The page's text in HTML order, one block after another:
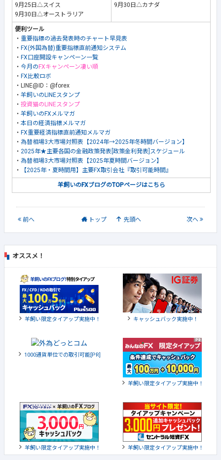
9月25日△スイス
9月30日△オーストラリア
9月30日△カナダ
便利ツール
・ 重要指標の過去発表時のチャート早見表
・ FX(外国為替)重要指標直前通知システム
・ FX口座開設キャンペーン一覧
・ 今月の FXキャンペーン凄い順
・ FX比較ロボ
・LINE@ID：@forex
・ 羊飼いのLINEスタンプ
・ 投資猫のLINEスタンプ
・ 羊飼いのFXメルマガ
・ 本日の経済指標メルマガ
・ FX重要経済指標直前通知メルマガ
・ 為替相場3大市場対照表【2024年→2025年冬時間バージョン】
・ 2025年★主要各国の金融政策発表[政策金利発表]スケジュール
・ 為替相場3大市場対照表【2025年夏時間バージョン】
・
【2025年・夏時間用】主要FX取引会社『取引可能時間』
羊飼いのFXブログのTOPページはこちら
前へ トップ 先頭へ 次へ
オススメ！
羊飼い限定タイアップ実施中！ キャッシュバック実施中！
1000通貨単位での取引可能[PR]
羊飼い限定タイアップ実施中！
羊飼い限定タイアップ実施中！ 羊飼い限定タイアップ実施中！